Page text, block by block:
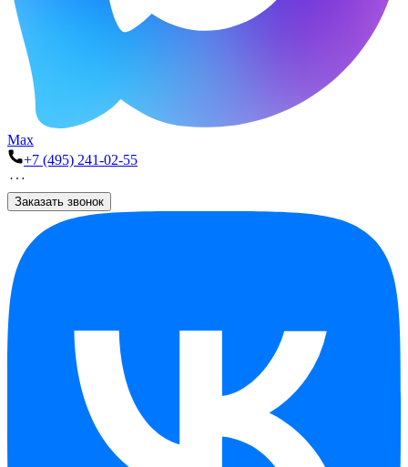
Max
+7 (495) 241-02-55
Заказать звонок